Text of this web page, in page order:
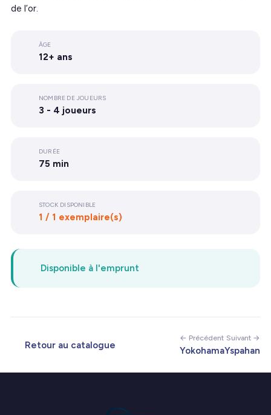
de l’or.
ÂGE
12+ ans
NOMBRE DE JOUEURS
3 - 4 joueurs
DURÉE
75 min
STOCK DISPONIBLE
1 / 1 exemplaire(s)
Disponible à l'emprunt
Retour au catalogue
← Précédent
Yokohama
Suivant →
Yspahan